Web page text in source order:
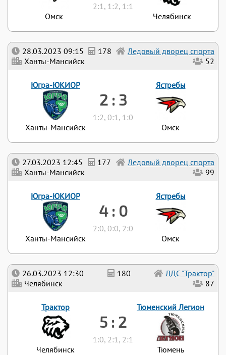
26.03.2023 12:30 180
ЛДС "Трактор"
Челябинск
87
Трактор
Челябинск
5 : 2
1:0, 2:1, 2:1
Тюменский Легион
Тюмень
27.03.2023 12:45 177
Ледовый дворец спорта
Ханты-Мансийск
99
Югра-ЮКИОР
Ханты-Мансийск
4 : 0
2:0, 0:0, 2:0
Ястребы
Омск
28.03.2023 09:15 178
Ледовый дворец спорта
Ханты-Мансийск
52
Югра-ЮКИОР
Ханты-Мансийск
2 : 3
1:2, 0:1, 1:0
Ястребы
Омск
Омск
2:1, 1:2, 1:1
Челябинск